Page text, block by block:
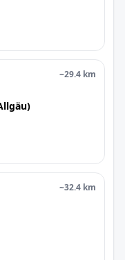
~29.4 km
~32.4 km